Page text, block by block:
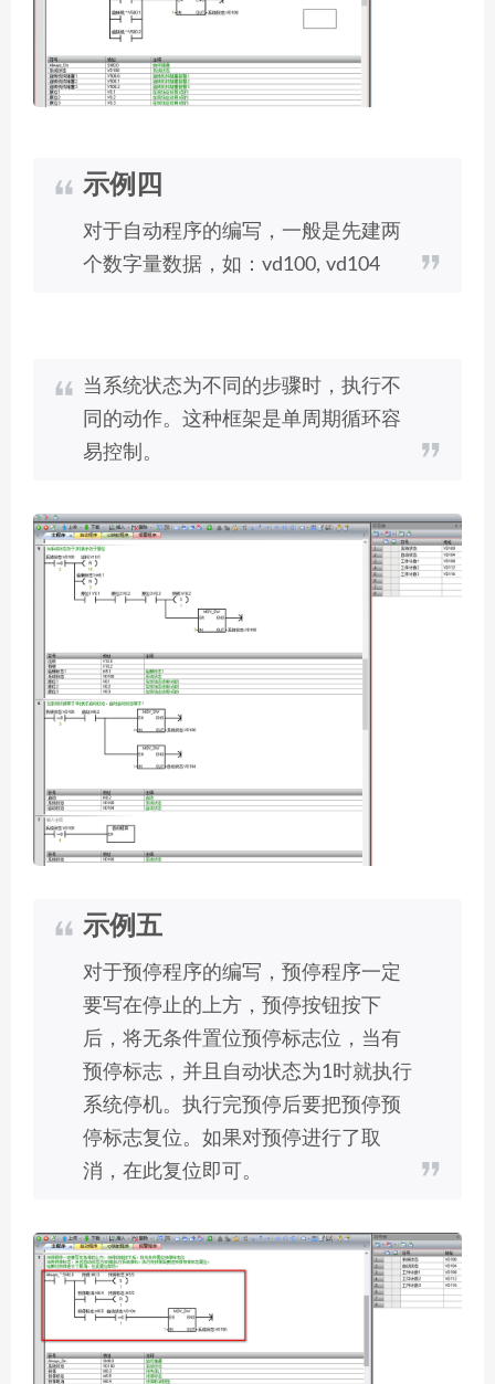
示例四
对于自动程序的编写，一般是先建两
个数字量数据，如：vd100, vd104
当系统状态为不同的步骤时，执行不
同的动作。这种框架是单周期循环容
易控制。
示例五
对于预停程序的编写，预停程序一定
要写在停止的上方，预停按钮按下
后，将无条件置位预停标志位，当有
预停标志，并且自动状态为1时就执行
系统停机。执行完预停后要把预停预
停标志复位。如果对预停进行了取
消，在此复位即可。